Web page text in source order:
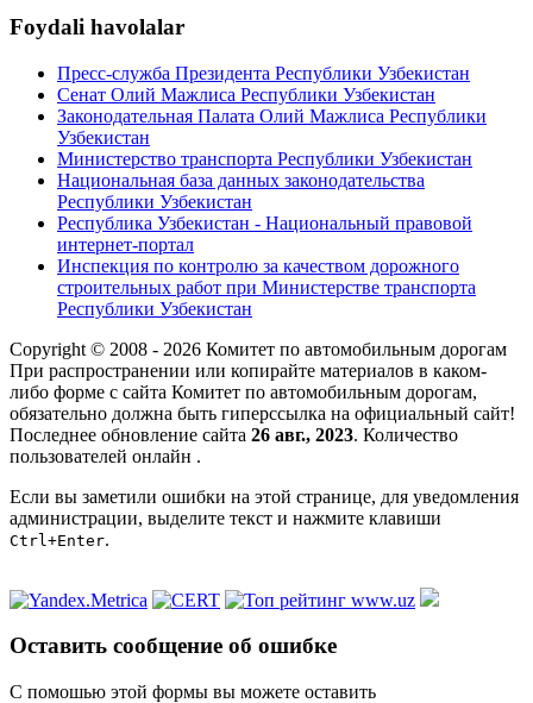
Foydali havolalar
Пресс-служба Президента Республики Узбекистан
Сенат Олий Мажлиса Республики Узбекистан
Законодательная Палата Олий Мажлиса Республики
Узбекистан
Министерство транспорта Республики Узбекистан
Национальная база данных законодательства
Республики Узбекистан
Республика Узбекистан - Национальный правовой
интернет-портал
Инспекция по контролю за качеством дорожного
строительных работ при Министерстве транспорта
Республики Узбекистан
Copyright © 2008 - 2026 Комитет по автомобильным дорогам
При распространении или копирайте материалов в каком-
либо форме с сайта Комитет по автомобильным дорогам,
обязательно должна быть гиперссылка на официальный сайт!
Последнее обновление сайта 26 авг., 2023. Количество
пользователей онлайн .
Если вы заметили ошибки на этой странице, для уведомления
администрации, выделите текст и нажмите клавиши
Ctrl+Enter.
Оставить сообщение об ошибке
С помошью этой формы вы можете оставить